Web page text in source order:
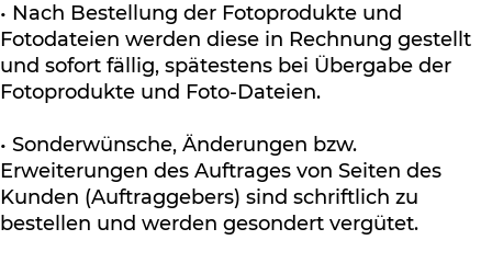
• Nach Bestellung der Fotoprodukte und
Fotodateien werden diese in Rechnung gestellt
und sofort fällig, spätestens bei Übergabe der
Fotoprodukte und Foto-Dateien.
• Sonderwünsche, Änderungen bzw.
Erweiterungen des Auftrages von Seiten des
Kunden (Auftraggebers) sind schriftlich zu
bestellen und werden gesondert vergütet.